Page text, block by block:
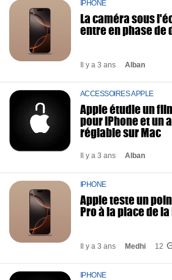
IPHONE
La caméra sous
entre en phase
Il y a 3 ans Alban
ACCESSOIRES APPLE
Apple étudie un
pour iPhone et un
réglable sur Mac
Il y a 3 ans Alban
IPHONE
Apple teste un
Pro à la place de
Il y a 3 ans Medhi 12
IPHONE